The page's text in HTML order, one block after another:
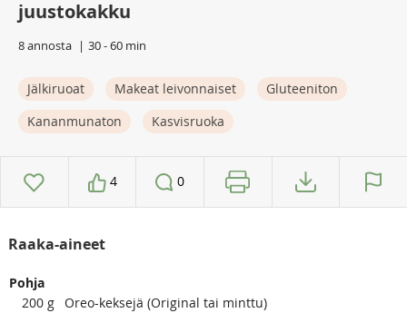
juustokakku
8 annosta 30 - 60 min
Jälkiruoat Makeat leivonnaiset
Gluteeniton
Kananmunaton
Kasvisruoka
4 0
Raaka-aineet
Pohja
200 g Oreo-keksejä (Original tai minttu)